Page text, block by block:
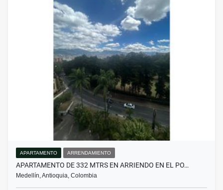
APARTAMENTO ARRENDAMIENTO
APARTAMENTO DE 332 MTRS EN ARRIENDO EN EL PO…
Medellín, Antioquia, Colombia